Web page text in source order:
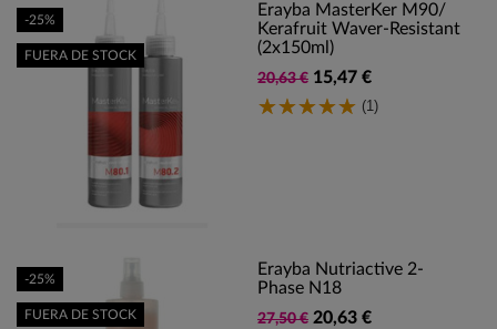
Erayba MasterKer M90/
Kerafruit Waver-Resistant
(2x150ml)
20,63 € 15,47 €
(1)
-25%
FUERA DE STOCK
Erayba Nutriactive 2-
Phase N18
27,50 € 20,63 €
-25%
FUERA DE STOCK